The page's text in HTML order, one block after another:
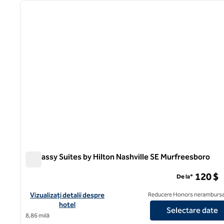
1 din 12
Embassy Suites by Hilton Nashville SE Murfreesboro
Vizualizați detaliile hotelului pentru Embassy Suites by Hilton
Vizualizați detalii despre
hotel
8,86 milă
De la* 120 $
Reducere Honors
Selectare date